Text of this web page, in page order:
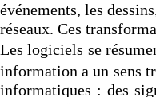
événements, les
réseaux. Ces
Les logiciels se
information a un sens
informatiques : des